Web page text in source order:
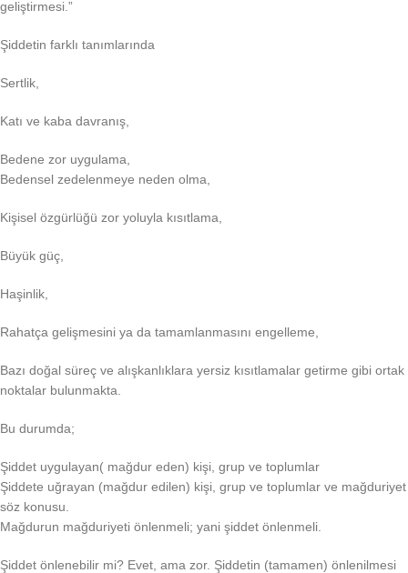
geliştirmesi.”
Şiddetin farklı tanımlarında
Sertlik,
Katı ve kaba davranış,
Bedene zor uygulama,
Bedensel zedelenmeye neden olma,
Kişisel özgürlüğü zor yoluyla kısıtlama,
Büyük güç,
Haşinlik,
Rahatça gelişmesini ya da tamamlanmasını engelleme,
Bazı doğal süreç ve alışkanlıklara yersiz kısıtlamalar getirme gibi ortak
noktalar bulunmakta.
Bu durumda;
Şiddet uygulayan( mağdur eden) kişi, grup ve toplumlar
Şiddete uğrayan (mağdur edilen) kişi, grup ve toplumlar ve mağduriyet
söz konusu.
Mağdurun mağduriyeti önlenmeli; yani şiddet önlenmeli.
Şiddet önlenebilir mi? Evet, ama zor. Şiddetin (tamamen) önlenilmesi